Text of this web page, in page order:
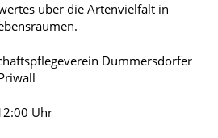
über die Artenvielfalt in
Dummersdorfer
Uhr